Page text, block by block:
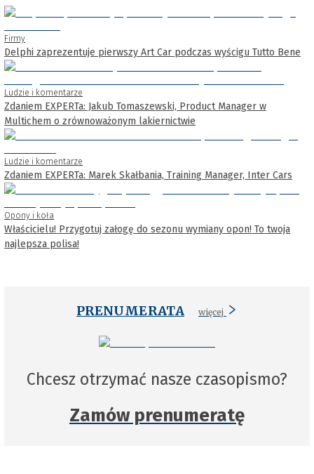
Firmy
Delphi zaprezentuje pierwszy Art Car podczas wyścigu Tutto Bene
Ludzie i komentarze
Zdaniem EXPERTa: Jakub Tomaszewski, Product Manager w
Multichem o zrównoważonym lakiernictwie
Ludzie i komentarze
Zdaniem EXPERTa: Marek Skałbania, Training Manager, Inter Cars
Opony i koła
Właścicielu! Przygotuj załogę do sezonu wymiany opon! To twoja
najlepsza polisa!
PRENUMERATA więcej
Chcesz otrzymać nasze czasopismo?
Zamów prenumeratę